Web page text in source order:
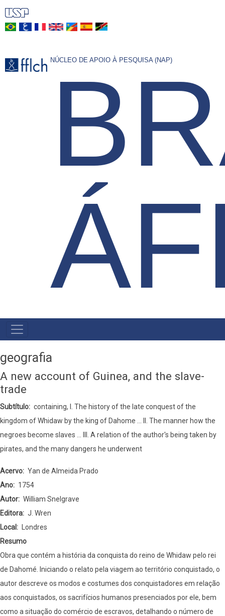
Pular
para
principal
NÚCLEO DE APOIO À PESQUISA (NAP)
NAVEGAÇÃO
PRINCIPAL
geografia
A new account of Guinea, and the slave-
trade
Subtítulo
containing, I. The history of the late conquest of the
kingdom of Whidaw by the king of Dahome ... II. The manner how the
negroes become slaves ... III. A relation of the author's being taken by
pirates, and the many dangers he underwent
Acervo
Yan de Almeida Prado
Ano
1754
Autor
William Snelgrave
Editora
J. Wren
Local
Londres
Resumo
Obra que contém a história da conquista do reino de Whidaw pelo rei
de Dahomé. Iniciando o relato pela viagem ao território conquistado, o
autor descreve os modos e costumes dos conquistadores em relação
aos conquistados, os sacrifícios humanos presenciados por ele, bem
como a situação do comércio de escravos, detalhando o número de